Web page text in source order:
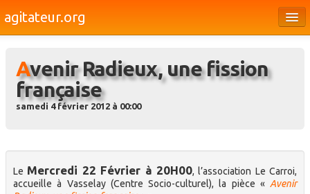
agitateur.org
Bourges & le Cher
Société
Médias
Dossiers
Avenir Radieux, une fission
française
samedi 4 février 2012 à 00:00
Le Mercredi 22 Février à 20H00, l’association Le Carroi,
accueille à Vasselay (Centre Socio-culturel), la pièce « Avenir